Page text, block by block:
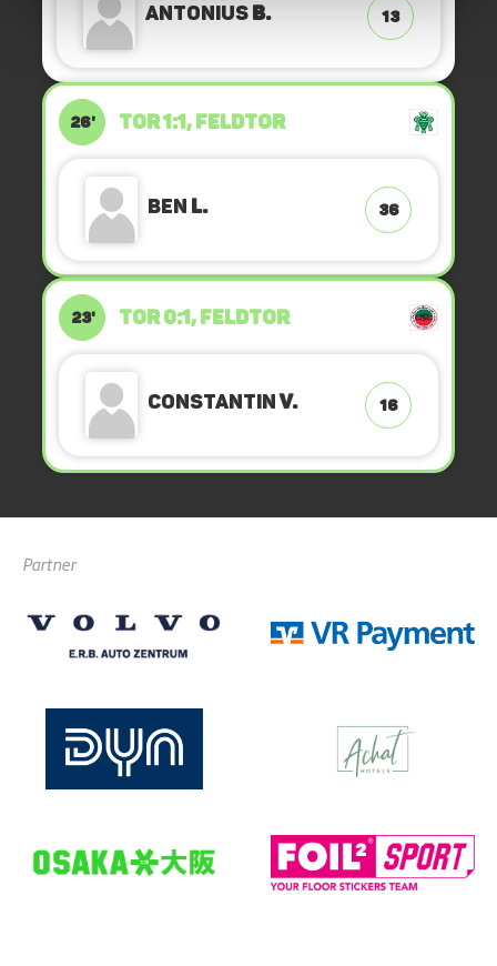
AntoniusB. 13
26' TOR 1:1, FELDTOR
Ben L. 36
23' TOR 0:1, FELDTOR
Constantinv. 16
Partner